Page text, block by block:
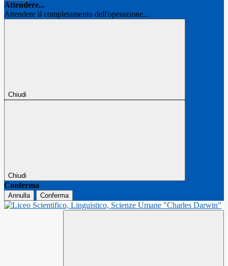
Attendere...
Attendere il completamento dell'operazione...
Chiudi
Chiudi
Conferma
Annulla Conferma